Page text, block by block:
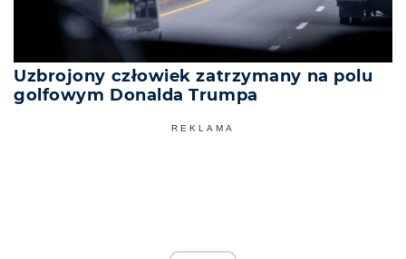
Uzbrojony człowiek zatrzymany na polu
golfowym Donalda Trumpa
REKLAMA